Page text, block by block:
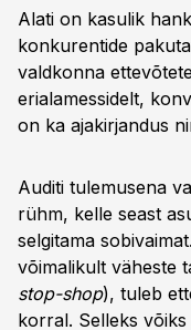
Alati on kasulik
konkurentide
valdkonna
erialamessidelt,
on ka ajakirjandus
Auditi tulemusena
rühm, kelle seast
selgitama
võimalikult väheste
stop-shop), tuleb
korral. Selleks